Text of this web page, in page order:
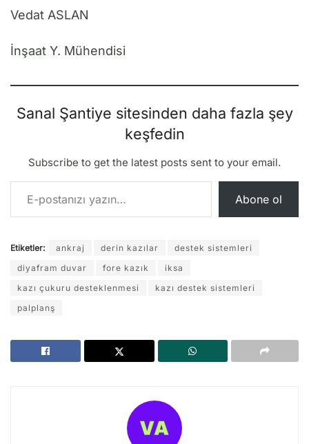
Vedat ASLAN
İnşaat Y. Mühendisi
Sanal Şantiye sitesinden daha fazla şey
keşfedin
Subscribe to get the latest posts sent to your email.
E-postanızı yazın…
Abone ol
Etiketler: ankraj derin kazılar
destek sistemleri
diyafram duvar
fore kazık
iksa
kazı çukuru desteklenmesi
kazı destek sistemleri
palplanş